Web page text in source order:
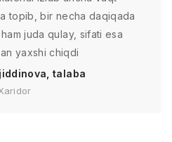
topib, bir necha daqiqada
juda qulay, sifati esa
yaxshi chiqdi
talaba